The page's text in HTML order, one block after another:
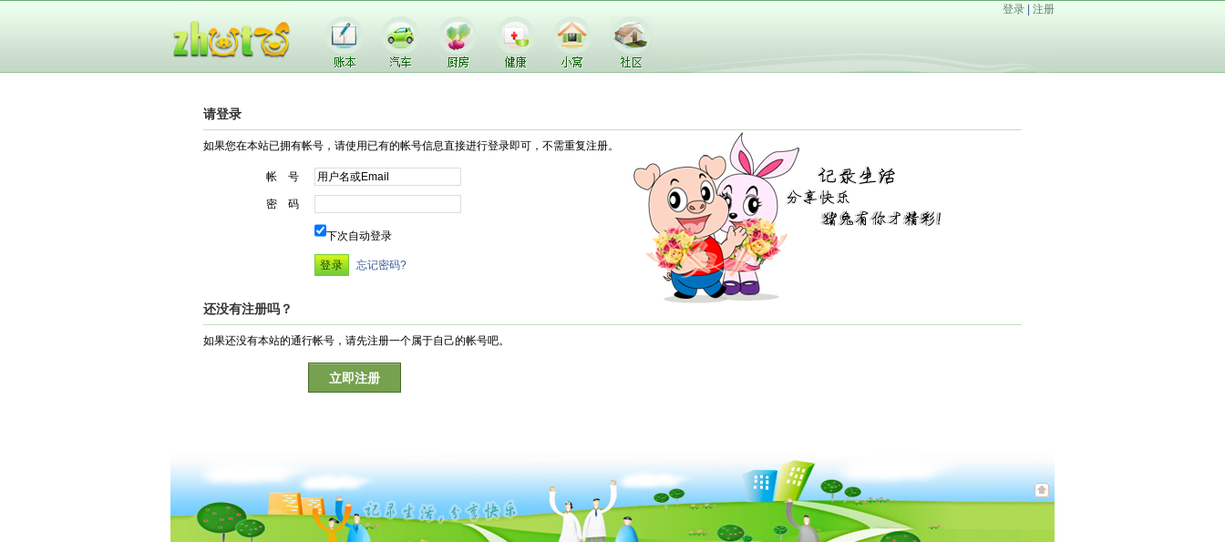
登录 注册
请登录
如果您在本站已拥有帐号，请使用已有的帐号信息直接进行登录即可，不需重复注册。
帐 号
密 码
下次自动登录
忘记密码?
还没有注册吗？
如果还没有本站的通行帐号，请先注册一个属于自己的帐号吧。
立即注册